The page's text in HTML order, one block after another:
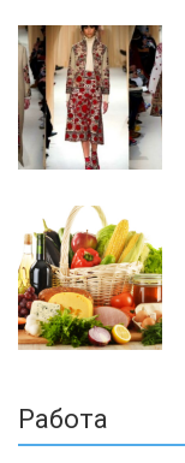
Работа